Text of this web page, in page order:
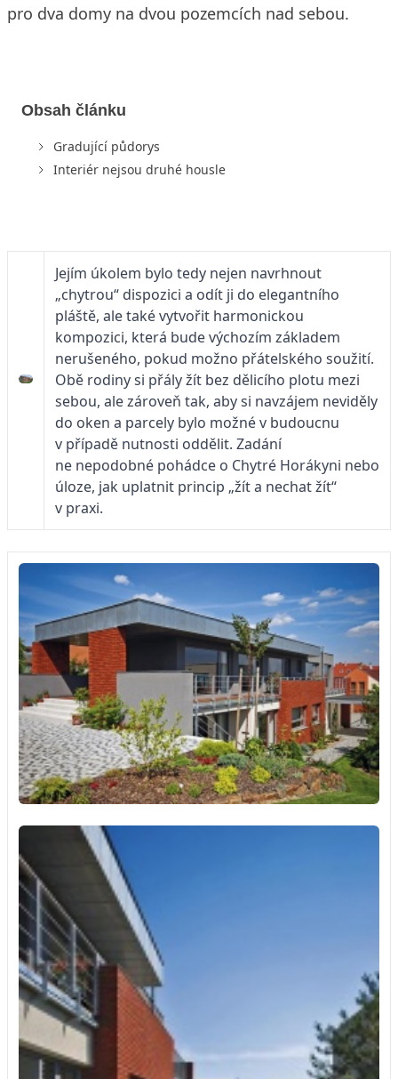
pro dva domy na dvou pozemcích nad sebou.
Obsah článku
Gradující půdorys
Interiér nejsou druhé housle
Jejím úkolem bylo tedy nejen navrhnout
„chytrou“ dispozici a odít ji do elegantního
pláště, ale také vytvořit harmonickou
kompozici, která bude výchozím základem
nerušeného, pokud možno přátelského soužití.
Obě rodiny si přály žít bez dělicího plotu mezi
sebou, ale zároveň tak, aby si navzájem neviděly
do oken a parcely bylo možné v budoucnu
v případě nutnosti oddělit. Zadání
ne nepodobné pohádce o Chytré Horákyni nebo
úloze, jak uplatnit princip „žít a nechat žít“
v praxi.